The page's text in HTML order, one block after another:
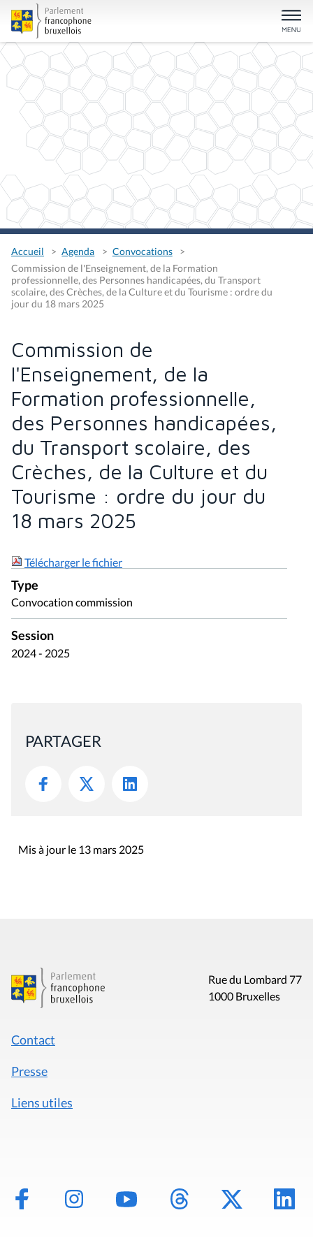
Accueil Agenda
Convocations
Commission de l'Enseignement, de la Formation
professionnelle, des Personnes handicapées, du Transport
scolaire, des Crèches, de la Culture et du Tourisme : ordre du
jour du 18 mars 2025
Commission de
l'Enseignement, de la
Formation professionnelle,
des Personnes handicapées,
du Transport scolaire, des
Crèches, de la Culture et du
Tourisme : ordre du jour du
18 mars 2025
Télécharger le fichier
Type
Convocation commission
Session
2024 - 2025
PARTAGER
Mis à jour le 13 mars 2025
Rue du Lombard 77
1000 Bruxelles
Contact
Presse
Liens utiles